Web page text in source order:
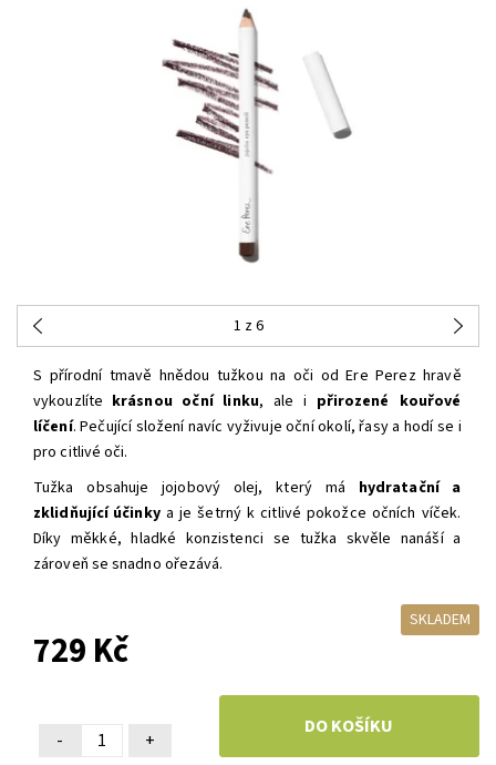
1 z 6
S přírodní tmavě hnědou tužkou na oči od Ere Perez hravě
vykouzlíte krásnou oční linku, ale i přirozené kouřové
líčení. Pečující složení navíc vyživuje oční okolí, řasy a hodí se i
pro citlivé oči.
Tužka obsahuje jojobový olej, který má hydratační a
zklidňující účinkya je šetrný k citlivé pokožce očních víček.
Díky měkké, hladké konzistenci se tužka skvěle nanáší a
zároveň sesnadno ořezává.
SKLADEM
729 Kč
- +